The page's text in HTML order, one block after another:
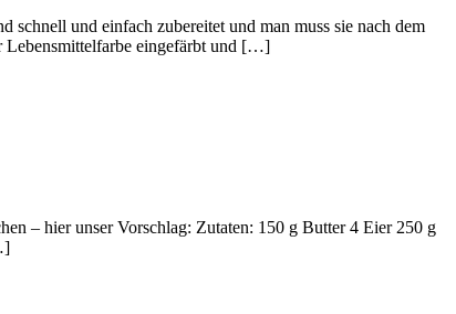
und einfach zubereitet und man muss sie nach dem
Lebensmittelfarbe eingefärbt und […]
– hier unser Vorschlag: Zutaten: 150 g Butter 4 Eier 250 g